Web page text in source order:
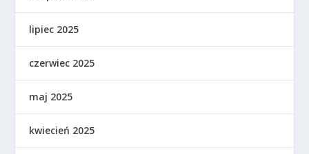
lipiec 2025
czerwiec 2025
maj 2025
kwiecień 2025